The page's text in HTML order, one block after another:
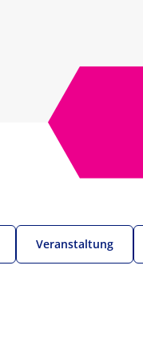
Veranstaltung